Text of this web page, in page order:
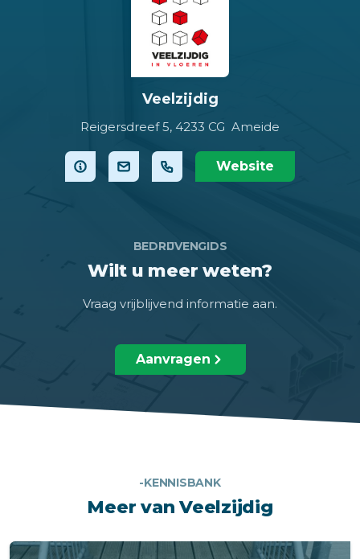
Veelzijdig
Reigersdreef 5, 4233 CG Ameide
Website
BEDRIJVENGIDS
Wilt u meer weten?
Vraag vrijblijvend informatie aan.
Aanvragen
-KENNISBANK
Meer van Veelzijdig